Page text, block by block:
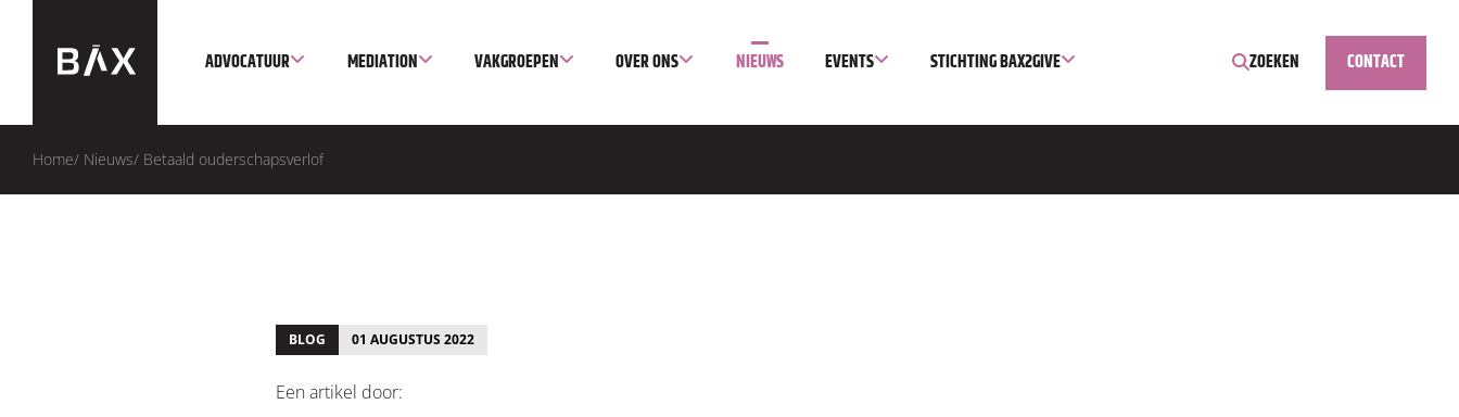
ADVOCATUUR MEDIATION VAKGROEPEN OVER ONS NIEUWS EVENTS STICHTING BAX2GIVE ZOEKEN CONTACT
Home/ Nieuws/ Betaald ouderschapsverlof
BLOG 01 AUGUSTUS 2022
Een artikel door: